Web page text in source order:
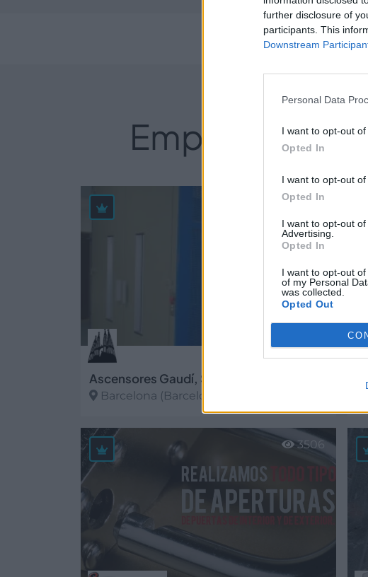
further disclosure of
participants. This
Downstream
Personal Data
I want to opt-out
Opted In
I want to opt-out
Opted In
I want to opt-out
Advertising.
Opted In
I want to opt-out
of my Personal
was collected.
Opted Out
Perfil activo
Empresas
Ascensores Gaudí, S.L.U
Barcelona (Barcelona)
Ver más
4118
3506